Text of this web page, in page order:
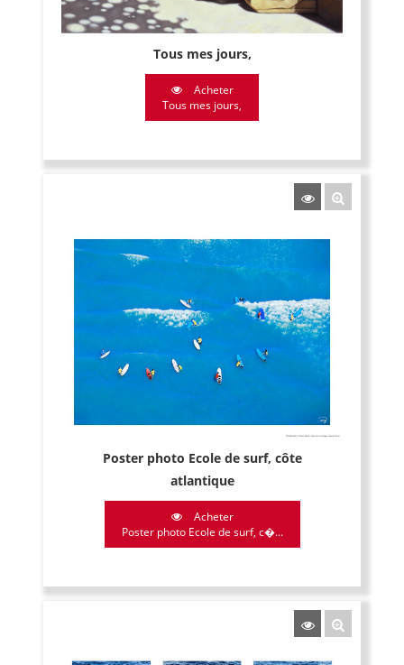
Tous mes jours,
Acheter
Tous mes jours,
Poster photo Ecole de surf, côte
atlantique
Acheter
Poster photo Ecole de surf, c�...